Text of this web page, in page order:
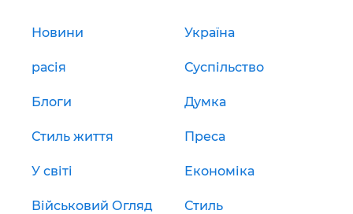
Новини Україна
расія Суспільство
Блоги Думка
Стиль життя Преса
У світі Економіка
Військовий Огляд Стиль